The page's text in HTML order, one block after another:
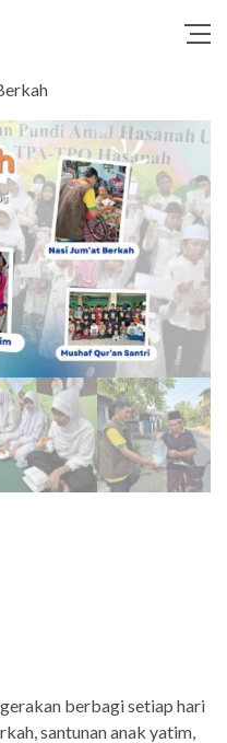
berbagi setiap hari
santunan anak yatim,